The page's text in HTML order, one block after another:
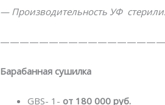
— Производительность УФ
Барабанная сушилка
GBS- 1- от 180 000 руб.